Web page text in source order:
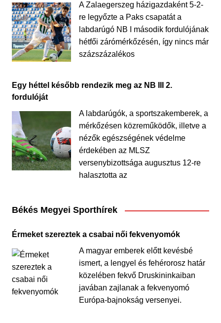
A Zalaegerszeg házigazdaként 5-2-
re legyőzte a Paks csapatát a
labdarúgó NB I második fordulójának
hétfői zárómérkőzésén, így nincs már
százszázalékos
Egy héttel később rendezik meg az NB III 2.
fordulóját
A labdarúgók, a sportszakemberek, a
mérkőzésen közreműködők, illetve a
nézők egészségének védelme
érdekében az MLSZ
versenybizottsága augusztus 12-re
halasztotta az
Békés Megyei Sporthírek
Érmeket szereztek a csabai női fekvenyomók
A magyar emberek előtt kevésbé
ismert, a lengyel és fehérorosz határ
közelében fekvő Druskininkaiban
javában zajlanak a fekvenyomó
Európa-bajnokság versenyei.